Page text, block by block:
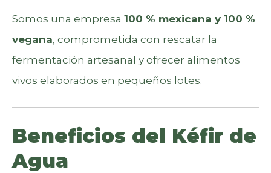
Somos una empresa 100 % mexicana y 100 %
vegana, comprometida con rescatar la
fermentación artesanal y ofrecer alimentos
vivos elaborados en pequeños lotes.
Beneficios del Kéfir de
Agua